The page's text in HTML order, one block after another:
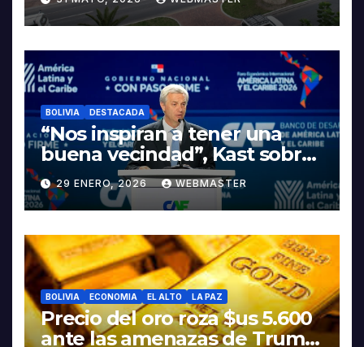
LA ELECTROMOVILIDAD Y LA
INDUSTRIALIZACIÓN DEL
LITIO
BOLIVIA DESTACADA
“Nos inspiran a tener una
buena vecindad”, Kast sobre
discurso del presidente
Rodrigo Paz
29 ENERO, 2026 WEBMASTER
BOLIVIA ECONOMIA EL ALTO LA PAZ
Precio del oro roza $us 5.600
ante las amenazas de Trump